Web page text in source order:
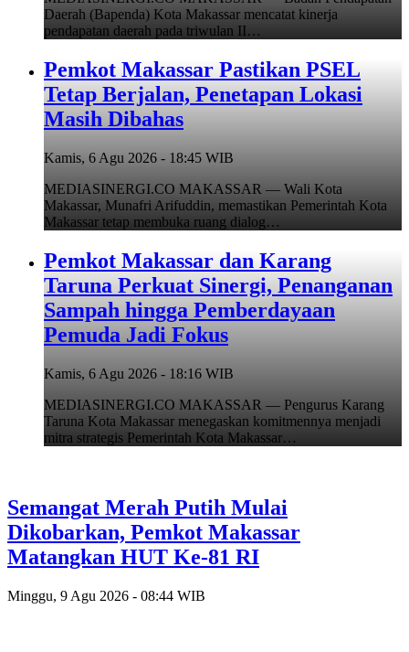
Daerah (Bapenda) Kota Makassar mencatat kinerja
pendapatan daerah pada triwulan II…
Pemkot Makassar Pastikan PSEL
Tetap Berjalan, Penetapan Lokasi
Masih Dibahas
Kamis, 6 Agu 2026 - 18:45 WIB
MEDIASINERGI.CO MAKASSAR — Wali Kota
Makassar, Munafri Arifuddin, memastikan Pemerintah Kota
Makassar tetap membuka ruang dialog…
Pemkot Makassar dan Karang
Taruna Perkuat Sinergi, Penanganan
Sampah hingga Pemberdayaan
Pemuda Jadi Fokus
Kamis, 6 Agu 2026 - 18:16 WIB
MEDIASINERGI.CO MAKASSAR — Pengurus Karang
Taruna Kota Makassar menegaskan komitmennya menjadi
mitra strategis Pemerintah Kota Makassar…
Semangat Merah Putih Mulai
Dikobarkan, Pemkot Makassar
Matangkan HUT Ke-81 RI
Minggu, 9 Agu 2026 - 08:44 WIB